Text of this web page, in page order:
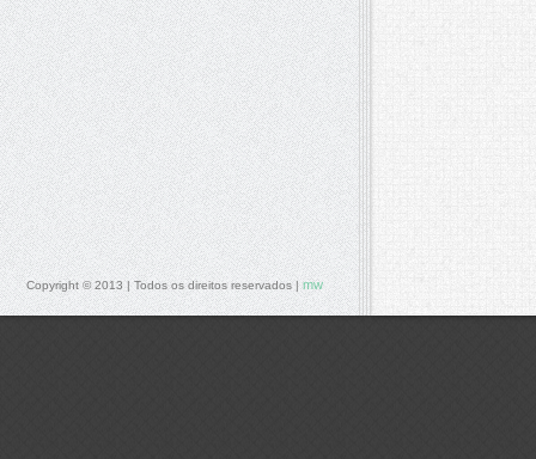
Copyright © 2013 | Todos os direitos reservados |mw